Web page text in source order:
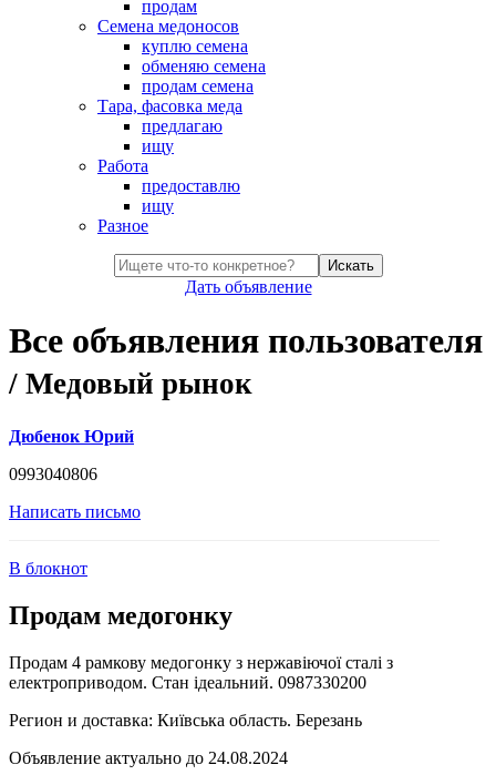
продам
Семена медоносов
куплю семена
обменяю семена
продам семена
Тара, фасовка меда
предлагаю
ищу
Работа
предоставлю
ищу
Разное
Искать
Дать объявление
Все объявления пользователя
/ Медовый рынок
Дюбенок Юрий
0993040806
Написать письмо
В блокнот
Продам медогонку
Продам 4 рамкову медогонку з нержавіючої сталі з
електроприводом. Стан ідеальний. 0987330200
Регион и доставка: Київська область. Березань
Объявление актуально до 24.08.2024